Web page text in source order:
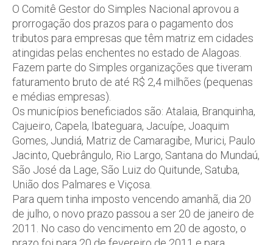
O Comitê Gestor do Simples Nacional aprovou a
prorrogação dos prazos para o pagamento dos
tributos para empresas que têm matriz em cidades
atingidas pelas enchentes no estado de Alagoas.
Fazem parte do Simples organizações que tiveram
faturamento bruto de até R$ 2,4 milhões (pequenas
e médias empresas).
Os municípios beneficiados são: Atalaia, Branquinha,
Cajueiro, Capela, Ibateguara, Jacuípe, Joaquim
Gomes, Jundiá, Matriz de Camaragibe, Murici, Paulo
Jacinto, Quebrângulo, Rio Largo, Santana do Mundaú,
São José da Lage, São Luiz do Quitunde, Satuba,
União dos Palmares e Viçosa.
Para quem tinha imposto vencendo amanhã, dia 20
de julho, o novo prazo passou a ser 20 de janeiro de
2011. No caso do vencimento em 20 de agosto, o